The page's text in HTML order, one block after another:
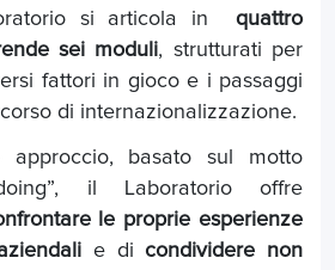
si articola in quattro
sei moduli, strutturati per
fattori in gioco e i passaggi
di internazionalizzazione.
approccio, basato sul motto
il Laboratorio offre
le proprie esperienze
e di condividere non